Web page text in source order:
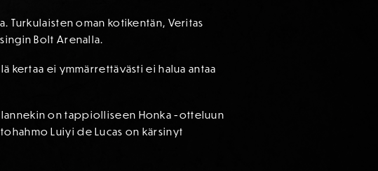
Turkulaisten oman kotikentän, Veritas
Bolt Arenalla.
kertaa ei ymmärrettävästi ei halua antaa
on tappiolliseen Honka -otteluun
Luiyi de Lucas on kärsinyt